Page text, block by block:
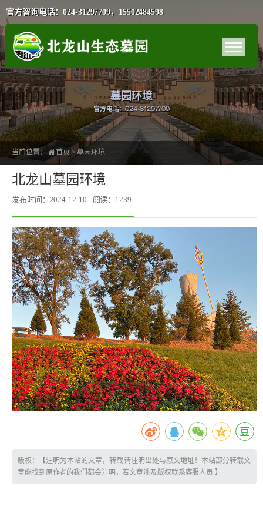
官方咨询电话：024-31297709，15502484598
墓园环境
官方电话：024-31297709
当前位置： 首页 >墓园环境
北龙山墓园环境
发布时间：2024-12-10 阅读：1239
版权：【注明为本站的文章，转载请注明出处与原文地址！本站部分转载文
章能找到原作者的我们都会注明，若文章涉及版权联系客服人员.】